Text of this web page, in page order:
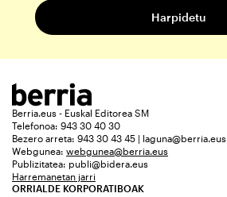
Berria.eus - Euskal Editorea SM
Telefonoa: 943 30 40 30
Bezero arreta: 943 30 43 45 | laguna@berria.eus
Webgunea: webgunea@berria.eus
Publizitatea: publi@bidera.eus
Harremanetan jarri
ORRIALDE KORPORATIBOAK